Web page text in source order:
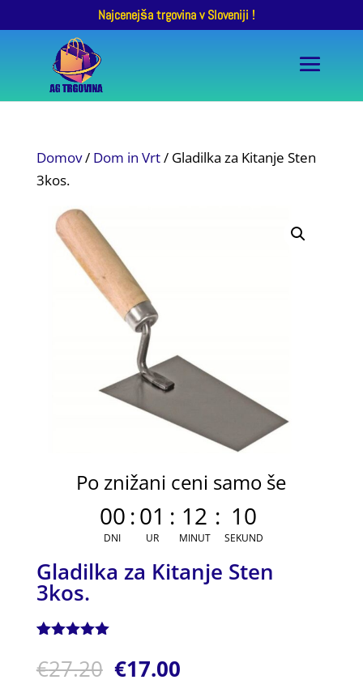
Najcenejša trgovina v Sloveniji !
Domov/ Dom in Vrt/ Gladilka za Kitanje Sten
3kos.
Po znižani ceni samo še
00
DNI
:01
UR
: 12
MINUT
: 09
SEKUND
Gladilka za Kitanje Sten
3kos.
5.00od 5
na podlagi
€27.20 €17.00